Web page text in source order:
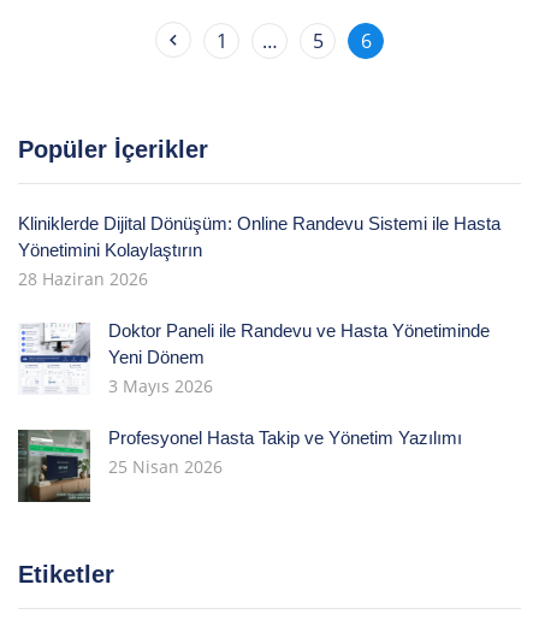
1 … 5 6
Popüler İçerikler
Kliniklerde Dijital Dönüşüm: Online Randevu Sistemi ile Hasta
Yönetimini Kolaylaştırın
28 Haziran 2026
Doktor Paneli ile Randevu ve Hasta Yönetiminde
Yeni Dönem
3 Mayıs 2026
Profesyonel Hasta Takip ve Yönetim Yazılımı
25 Nisan 2026
Etiketler